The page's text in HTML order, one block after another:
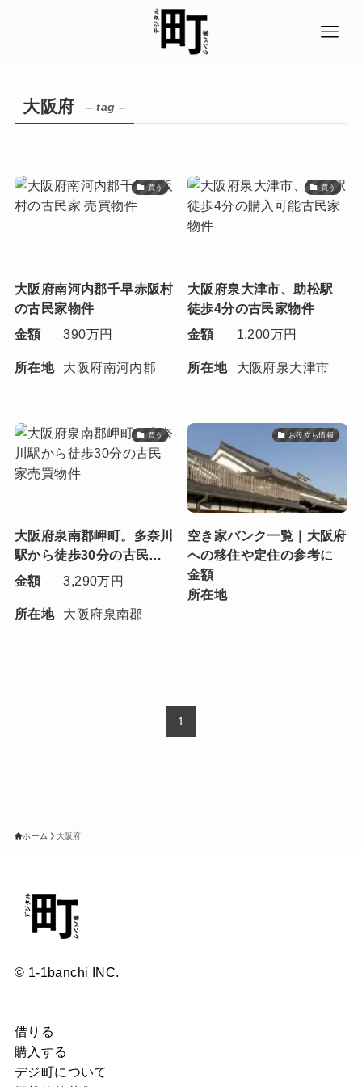
大阪府 – tag –
買う
大阪府南河内郡千早赤阪村
の古民家物件
金額
390万円
所在地 大阪府南河内郡
買う
大阪府泉大津市、助松駅
徒歩4分の古民家物件
金額
1,200万円
所在地 大阪府泉大津市
買う
大阪府泉南郡岬町。多奈川
駅から徒歩30分の古民家
物件
金額 3,290万円
所在地 大阪府泉南郡
お役立ち情報
空き家バンク一覧｜大阪府
への移住や定住の参考に
金額
所在地
1
ホーム 大阪府
© 1-1banchi INC.
借りる
購入する
デジ町について